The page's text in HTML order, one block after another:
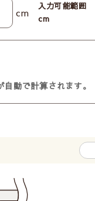
cm
入力可能範囲
cm
動で計算されます。